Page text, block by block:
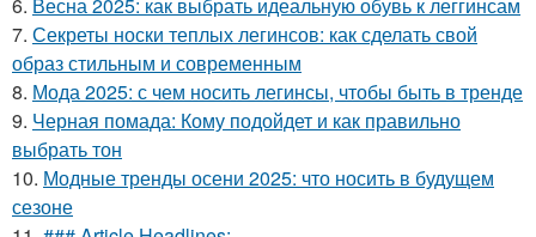
7. Секреты носки теплых легинсов: как сделать свой
образ стильным и современным
8. Мода 2025: с чем носить легинсы, чтобы быть в тренде
9. Черная помада: Кому подойдет и как правильно
выбрать тон
10. Модные тренды осени 2025: что носить в будущем
сезоне